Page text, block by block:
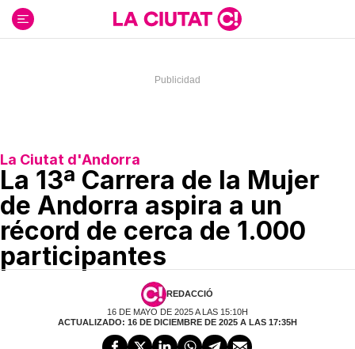
contenido
La Ciutat d'Andorra
La 13ª Carrera de la Mujer
de Andorra aspira a un
récord de cerca de 1.000
participantes
REDACCIÓ
16 DE MAYO DE 2025 A LAS 15:10H
ACTUALIZADO: 16 DE DICIEMBRE DE 2025 A LAS 17:35H